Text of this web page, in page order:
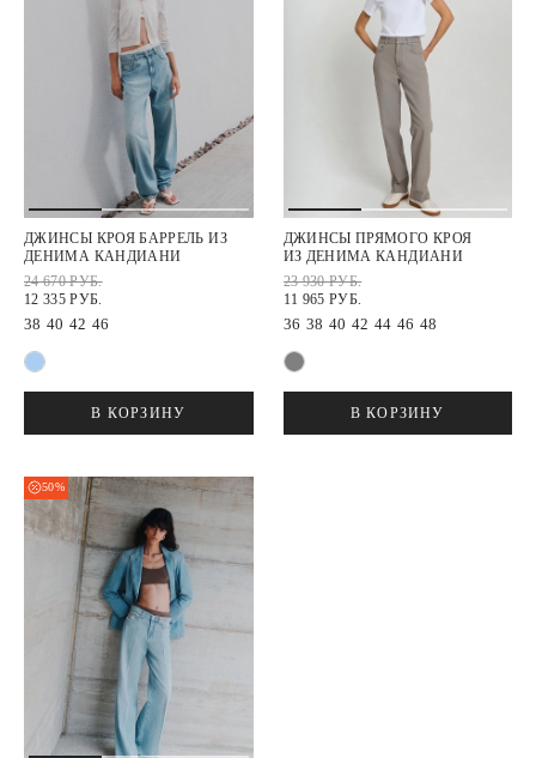
ДЖИНСЫ КРОЯ БАРРЕЛЬ ИЗ
ДЕНИМА КАНДИАНИ
24 670 РУБ.
12 335 РУБ.
38 40 42 46
В КОРЗИНУ
ДЖИНСЫ ПРЯМОГО КРОЯ
ИЗ ДЕНИМА КАНДИАНИ
23 930 РУБ.
11 965 РУБ.
36 38 40 42 44 46 48
В КОРЗИНУ
50%